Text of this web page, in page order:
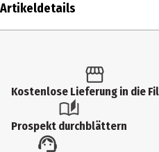
Artikeldetails
Produkttyp
Bade- und Wasserspielzeug
Altersempfehlung ab
Kostenlose Lieferung in die
Prospekt durchblättern